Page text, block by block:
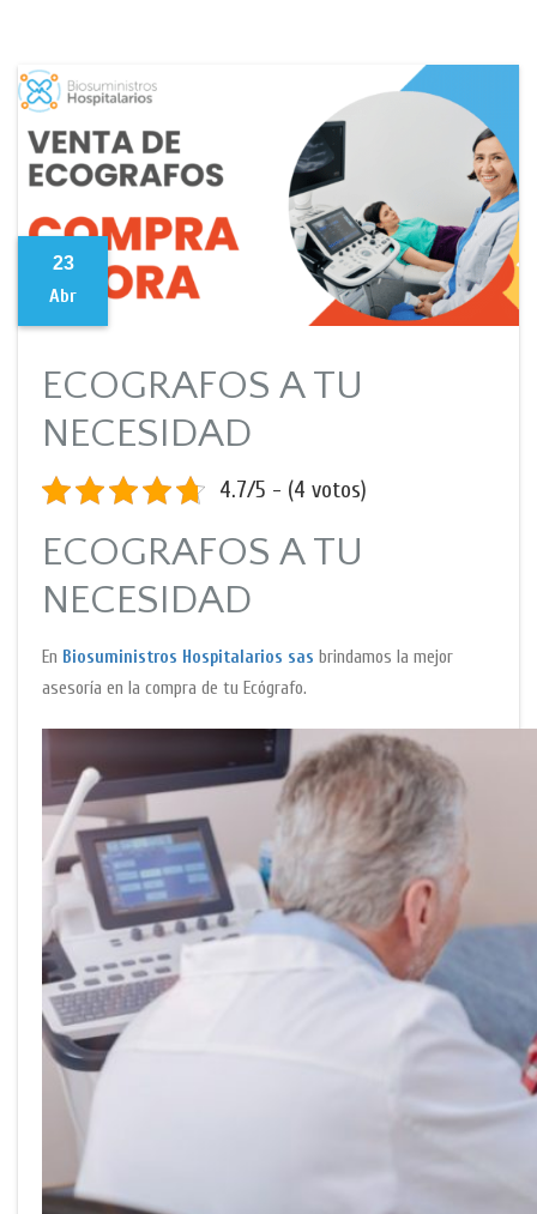
23
Abr
ECOGRAFOS A TU
NECESIDAD
4.7/5 - (4 votos)
ECOGRAFOS A TU
NECESIDAD
En Biosuministros Hospitalarios sas brindamos la mejor
asesoría en la compra de tu Ecógrafo.